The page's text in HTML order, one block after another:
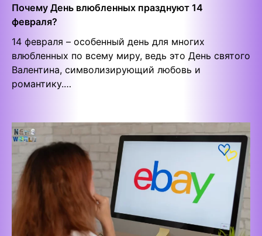
Почему День влюбленных празднуют 14
февраля?
14 февраля – особенный день для многих
влюбленных по всему миру, ведь это День святого
Валентина, символизирующий любовь и
романтику.…